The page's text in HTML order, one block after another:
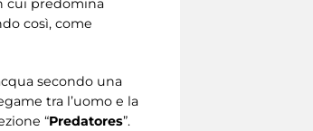
cui predomina
così, come
secondo una
tra l’uomo e la
“Predatores”.